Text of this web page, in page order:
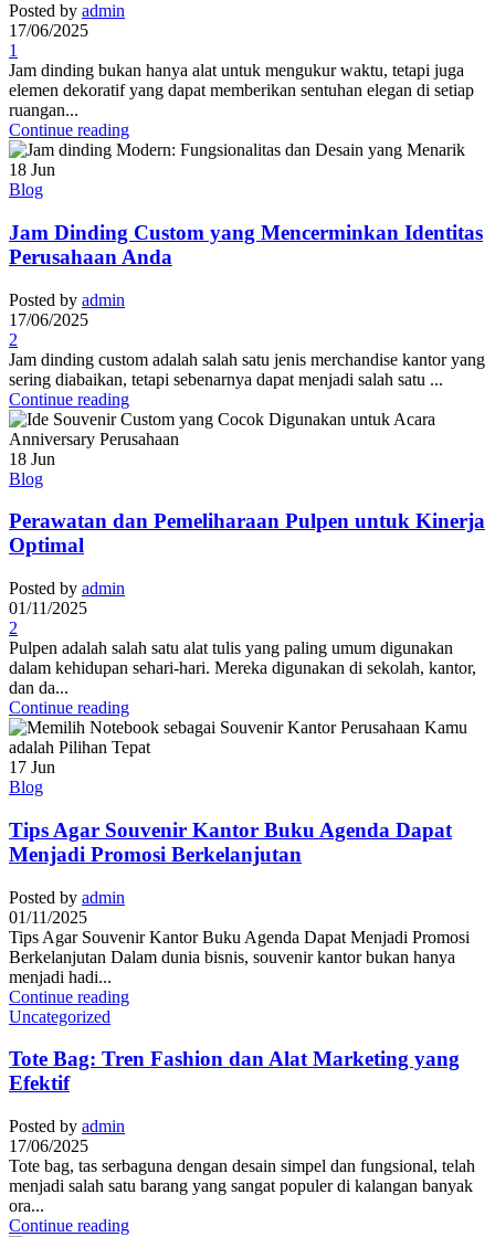
Posted by admin
17/06/2025
1
Jam dinding bukan hanya alat untuk mengukur waktu, tetapi juga
elemen dekoratif yang dapat memberikan sentuhan elegan di setiap
ruangan...
Continue reading
18 Jun
Blog
Jam Dinding Custom yang Mencerminkan Identitas
Perusahaan Anda
Posted by admin
17/06/2025
2
Jam dinding custom adalah salah satu jenis merchandise kantor yang
sering diabaikan, tetapi sebenarnya dapat menjadi salah satu ...
Continue reading
18 Jun
Blog
Perawatan dan Pemeliharaan Pulpen untuk Kinerja
Optimal
Posted by admin
01/11/2025
2
Pulpen adalah salah satu alat tulis yang paling umum digunakan
dalam kehidupan sehari-hari. Mereka digunakan di sekolah, kantor,
dan da...
Continue reading
17 Jun
Blog
Tips Agar Souvenir Kantor Buku Agenda Dapat
Menjadi Promosi Berkelanjutan
Posted by admin
01/11/2025
Tips Agar Souvenir Kantor Buku Agenda Dapat Menjadi Promosi
Berkelanjutan Dalam dunia bisnis, souvenir kantor bukan hanya
menjadi hadi...
Continue reading
Uncategorized
Tote Bag: Tren Fashion dan Alat Marketing yang
Efektif
Posted by admin
17/06/2025
Tote bag, tas serbaguna dengan desain simpel dan fungsional, telah
menjadi salah satu barang yang sangat populer di kalangan banyak
ora...
Continue reading